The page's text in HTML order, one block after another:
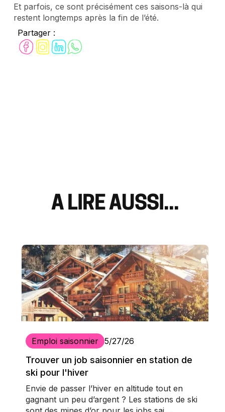
Partager :
Et parfois, ce sont précisément ces saisons-là qui
restent longtemps après la fin de l’été.
A LIRE AUSSI...
Emploi saisonnier 5/27/26
Trouver un job saisonnier en station de
ski pour l'hiver
Envie de passer l’hiver en altitude tout en
gagnant un peu d’argent ? Les stations de ski